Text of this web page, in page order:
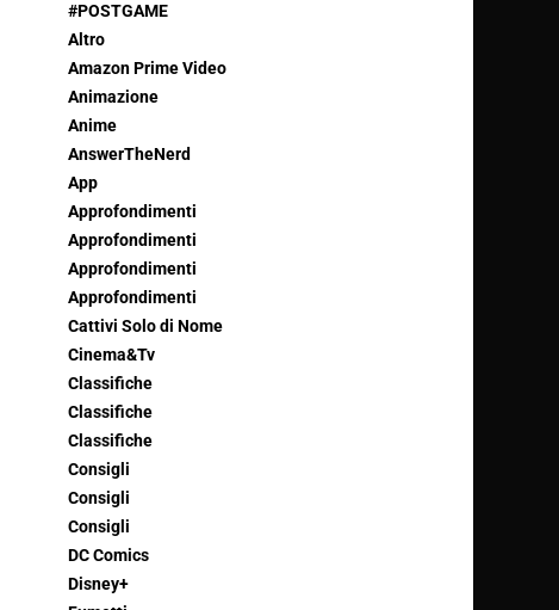
#POSTGAME
Altro
Amazon Prime Video
Animazione
Anime
AnswerTheNerd
App
Approfondimenti
Approfondimenti
Approfondimenti
Approfondimenti
Cattivi Solo di Nome
Cinema&Tv
Classifiche
Classifiche
Classifiche
Consigli
Consigli
Consigli
DC Comics
Disney+